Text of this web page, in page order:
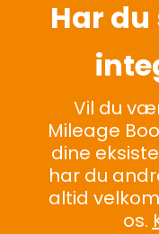
Har
Vil du
Mileage
dine
har du
altid
os.